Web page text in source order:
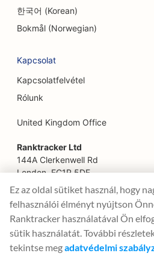
SEO az arcfelvarrás
SEO a Farm-to-Table
SEO gyorséttermek számára
SEO virágüzleteknek
SEO az élelmiszer-udvarok
SEO Food Trucks számára
한국어 (Korean)
Bokmål (Norwegian)
Kapcsolat
Kapcsolatfelvétel
Rólunk
United Kingdom Office
Ranktracker Ltd
144A Clerkenwell Rd
London, EC1R 5DF
Company No: 08820809
2015 -2026© Ranktracker.
Ez az oldal sütiket használ, hogy
felhasználói élményt nyújtson
Ranktracker használatával Ön
sütik használatát. További
tekintse megadatvédelmi